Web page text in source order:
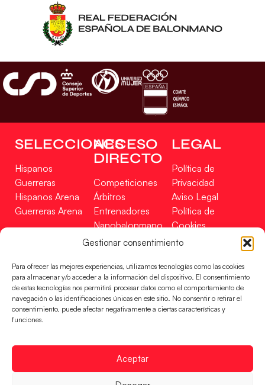
Gestionar consentimiento
Para ofrecer las mejores experiencias, utilizamos tecnologías como las cookies
para almacenar y/o acceder a la información del dispositivo. El consentimiento
de estas tecnologías nos permitirá procesar datos como el comportamiento de
navegación o las identificaciones únicas en este sitio. No consentir o retirar el
consentimiento, puede afectar negativamente a ciertas características y
funciones.
Aceptar
SELECCIONES
Hispanos
Guerreras
Hispanos Arena
Guerreras Arena
ACCESO
DIRECTO
Competiciones
Árbitros
Entrenadores
Nanobalonmano
Tienda
LEGAL
Política de
Privacidad
Aviso Legal
Política de
Cookies
Mapa Web
Incidencias
CONTACTO
EN
FINANCIADO
RFEBM © 2024. Todos los derechos reservados –